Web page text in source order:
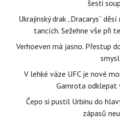
šesti
Ukrajinský drak „Dracarys“
tancích. Sežehne vše při
Verhoeven má jasno. Přestup
smysl
V lehké váze UFC je nové
Gamrota odklepat
Čepo si pustil Urbinu do
zápasů